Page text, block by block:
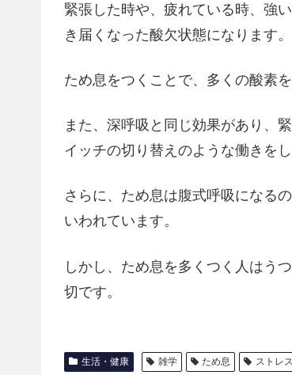
緊張した時や、疲れている時、強
き届くなった酸欠状態になります。
ため息をつくことで、多くの酸素
また、深呼吸と同じ効果があり、
イッチの切り替えのような働きを
さらに、ため息は腹式呼吸になる
いわれています。
しかし、ため息を多くつく人はう
切です。
生活・健康 雑学 ため息 ストレス